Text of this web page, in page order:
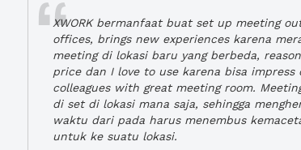
XWORK bermanfaat buat set up meeting
offices, brings new experiences karena
meeting di lokasi baru yang berbeda,
price dan I love to use karena bisa impress
colleagues with great meeting room.
di set di lokasi mana saja, sehingga
waktu dari pada harus menembus
untuk ke suatu lokasi.